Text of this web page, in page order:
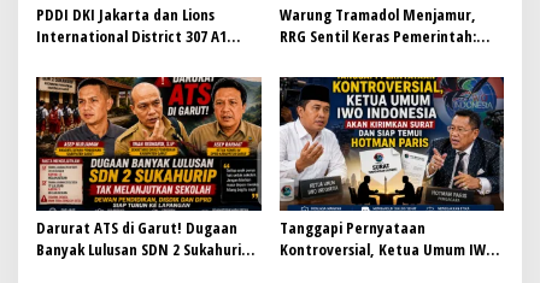
PDDI DKI Jakarta dan Lions
International District 307 A1
Gerakan Donor Darah Modern
Warung Tramadol Menjamur,
RRG Sentil Keras Pemerintah:
Darurat Obat Keras Ilegal
Darurat ATS di Garut! Dugaan
Banyak Lulusan SDN 2 Sukahurip
Tanggapi Pernyataan
Kontroversial, Ketua Umum IWO